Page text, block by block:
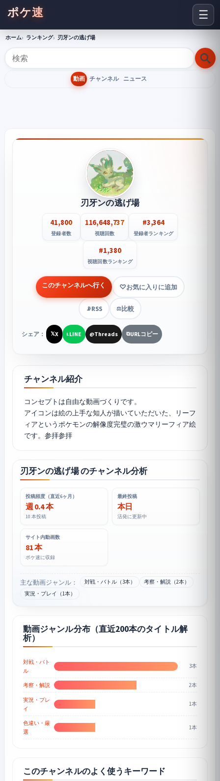
☰
ポケ速
ホーム ランキング 刃牙ンの逃げ場
動画 チャンネル ニュース
刃牙ンの逃げ場
41,800
登録者数
116,648,737
視聴回数
#3,364
登録者ランキング
#1,380
視聴回数ランキング
このチャンネルへ行く お気に入りに追加
📡RSS ⚖️比較
シェア： 𝕏X LLINE @Threads ⧉URLコピー
チャンネル紹介
コンセプトは自由な動画づくりです。
アイコンは絵の上手な知人が描いていただいた、リーフ
ィアというポケモンの解像度完璧の激ウマリーフィア絵
です。参拝参拝
刃牙ンの逃げ場 のチャンネル分析
投稿頻度（直近6ヶ月）
週 0.4 本
10 本投稿
最終投稿
本日
活発に更新中
サイト内動画数
81 本
ポケ速に収録
主な動画ジャンル： 対戦・バトル（3本）
考察・解説（2本）
実況・プレイ（1本）
動画ジャンル分布（直近200本のタイトル解
析）
対戦・バト
ル
3本
考察・解説 2本
実況・プレ
イ
1本
色違い・厳
選
1本
このチャンネルのよく使うキーワード